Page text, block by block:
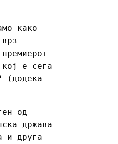
како
е сега
(додека
од
држава
и друга